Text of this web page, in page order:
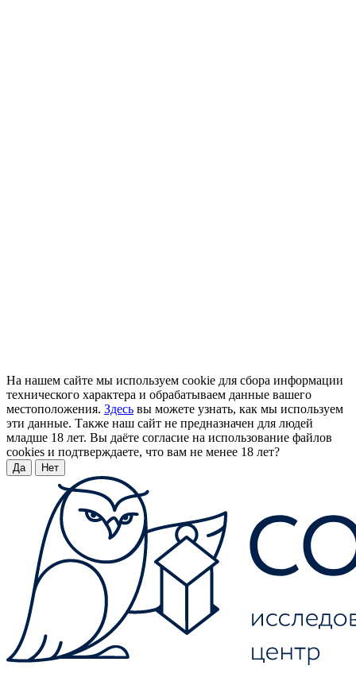
На нашем сайте мы используем cookie для сбора информации
технического характера и обрабатываем данные вашего
местоположения. Здесь вы можете узнать, как мы используем
эти данные. Также наш сайт не предназначен для людей
младше 18 лет. Вы даёте согласие на использование файлов
cookies и подтверждаете, что вам не менее 18 лет?
Да Нет